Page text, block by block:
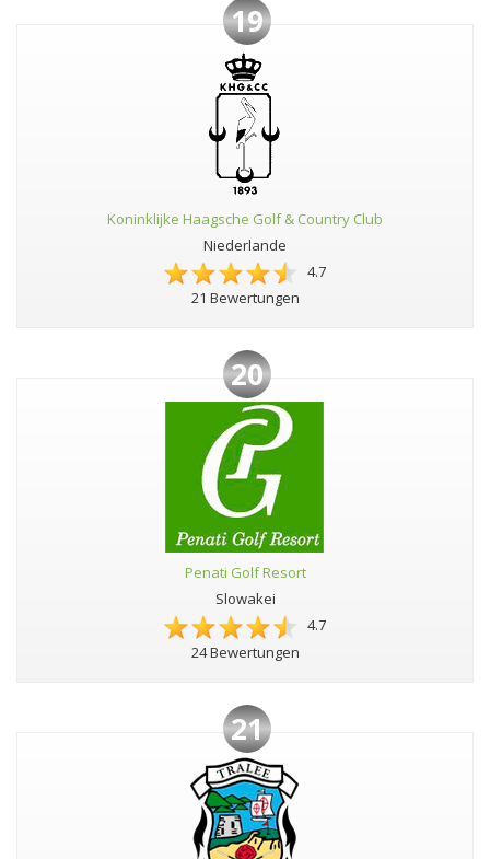
19
Koninklijke Haagsche Golf & Country Club
Niederlande
4.7
21 Bewertungen
20
Penati Golf Resort
Slowakei
4.7
24 Bewertungen
21